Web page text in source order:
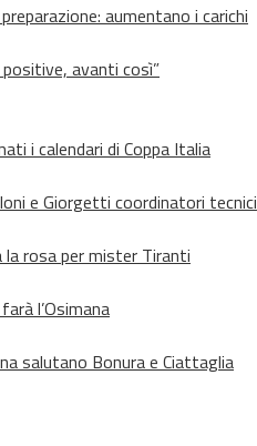
aumentano i carichi
positive, avanti così”
i calendari di Coppa Italia
e Giorgetti coordinatori tecnici
rosa per mister Tiranti
l’Osimana
salutano Bonura e Ciattaglia